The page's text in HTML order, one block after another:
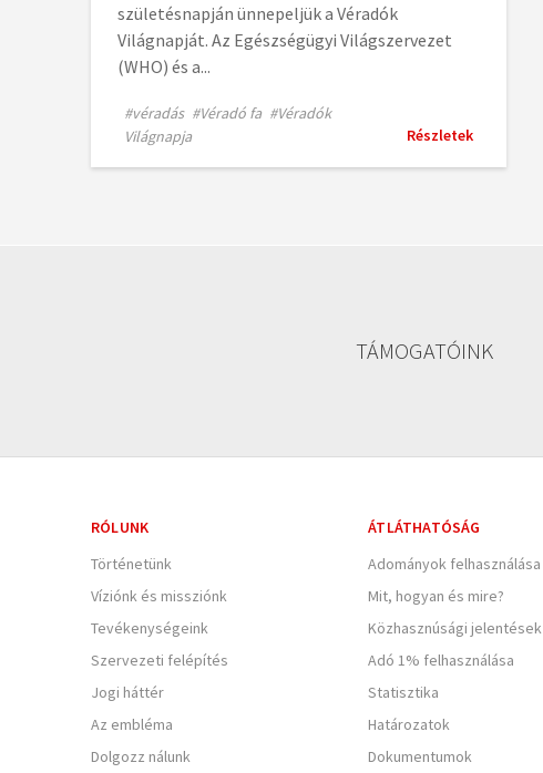
születésnapján ünnepeljük a Véradók
Világnapját. Az Egészségügyi Világszervezet
(WHO) és a...
#véradás #Véradó fa #Véradók
Világnapja
Részletek
TÁMOGATÓINK
RÓLUNK
Történetünk
Víziónk és missziónk
Tevékenységeink
Szervezeti felépítés
Jogi háttér
Az embléma
Dolgozz nálunk
ÁTLÁTHATÓSÁG
Adományok felhasználása
Mit, hogyan és mire?
Közhasznúsági jelentések
Adó 1% felhasználása
Statisztika
Határozatok
Dokumentumok